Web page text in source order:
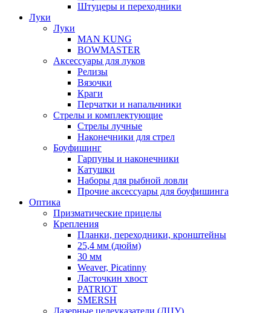
Штуцеры и переходники
Луки
Луки
MAN KUNG
BOWMASTER
Аксессуары для луков
Релизы
Вязочки
Краги
Перчатки и напальчники
Стрелы и комплектующие
Стрелы лучные
Наконечники для стрел
Боуфишинг
Гарпуны и наконечники
Катушки
Наборы для рыбной ловли
Прочие аксессуары для боуфишинга
Оптика
Призматические прицелы
Крепления
Планки, переходники, кронштейны
25,4 мм (дюйм)
30 мм
Weaver, Picatinny
Ласточкин хвост
PATRIOT
SMERSH
Лазерные целеуказатели (ЛЦУ)